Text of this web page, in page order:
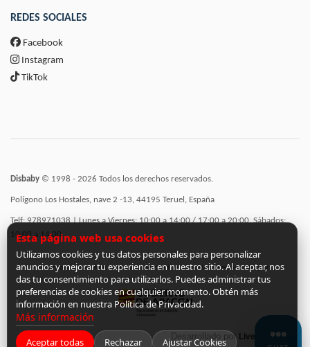
REDES SOCIALES
Facebook
Instagram
TikTok
Disbaby © 1998 - 2026 Todos los derechos reservados.
Polígono Los Hostales, nave 2 -13, 44195 Teruel, España
Telf: 978971038 | Lunes a Viernes: 10:00 a 14:00 / 17:00 a 20:00, Sábados:
10:00 a 14:00
Incorporación de funcionalidades semánticas a la web subvencionadas por:
Desarrollado por LiveCommerce
Esta página web usa cookies
Utilizamos cookies y tus datos personales para personalizar
anuncios y mejorar tu experiencia en nuestro sitio. Al aceptar, nos
das tu consentimiento para utilizarlos. Puedes administrar tus
preferencias de cookies en cualquier momento. Obtén más
información en nuestra Política de Privacidad.
Más información
Aceptar todas Rechazar Ajustar Cookies